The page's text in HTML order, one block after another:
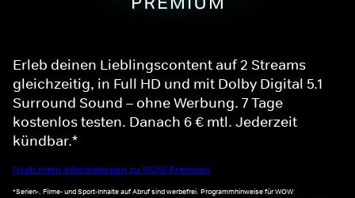
Erleb deinen Lieblingscontent auf 2 Streams
gleichzeitig, in Full HD und mit Dolby Digital 5.1
Surround Sound – ohne Werbung. 7 Tage
kostenlos testen. Danach 6 € mtl. Jederzeit
kündbar.*
Noch mehr Informationen zu WOW Premium
*Serien-, Filme- und Sport-Inhalte auf Abruf sind werbefrei. Programmhinweise für WOW